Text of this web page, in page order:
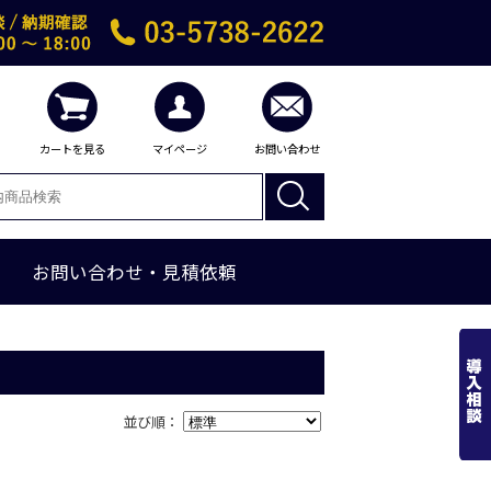
カートを見る マイページ お問い合わせ
お問い合わせ・見積依頼
並び順：